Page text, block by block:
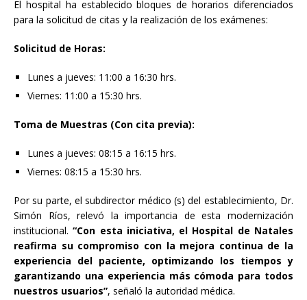
El hospital ha establecido bloques de horarios diferenciados
para la solicitud de citas y la realización de los exámenes:
Solicitud de Horas:
Lunes a jueves: 11:00 a 16:30 hrs.
Viernes: 11:00 a 15:30 hrs.
Toma de Muestras (Con cita previa):
Lunes a jueves: 08:15 a 16:15 hrs.
Viernes: 08:15 a 15:30 hrs.
Por su parte, el subdirector médico (s) del establecimiento, Dr.
Simón Ríos, relevó la importancia de esta modernización
institucional.“Con esta iniciativa, el Hospital de Natales
reafirma su compromiso con la mejora continua de la
experiencia del paciente, optimizando los tiemposy
garantizando una experiencia más cómoda para todos
nuestros usuarios”, señaló la autoridad médica.